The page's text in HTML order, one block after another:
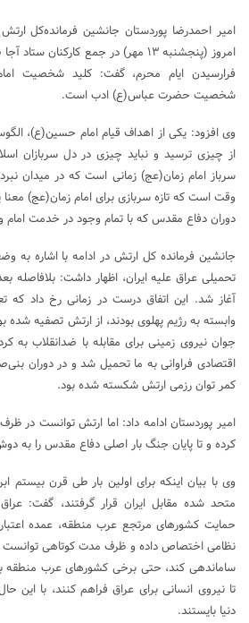
امیر احمدرضا پوردستان جانشین فرمانده‌کل
امروز (پنجشنبه ۱۳ مهر) در جمع
فرارسیدن ایام محرم، گفت: کلید شخصیت
شخصیت حضرت عباس(ع) ادب است.
وی افزود: یکی از اهداف قیام امام حسین(ع)،
از چیزی ترسید و نباید چیزی در دل سربازان
سرباز امام زمان(عج) زمانی است که در میدان
وقت است که تازه سربازی برای امام زمان(عج)
دوران دفاع مقدس که با تمام وجود در خدمت امام
جانشین فرمانده کل ارتش در ادامه با اشاره
تحمیلی عراق علیه ایران،‌ اظهار داشت: بلافاصله
آغاز شد. این اتفاق درست در زمانی رخ داد که
وابسته به رژیم پهلوی بودند، از ارتش تصفیه شده
جوان نیروی زمینی برای مقابله با ضدانقلاب به
اقتصادی فراوانی به ما تحمیل شد و در دوران
کمر توان رزمی ارتش شکسته شده بود.
امیر پوردستان ادامه داد: اما ارتش توانست در
کرده و تا پایان جنگ بار اصلی دفاع مقدس را به
وی با بیان اینکه برای اولین بار طی قرن
متحد شده مقابل ایران قرار گرفتند، گفت:
حمایت کشورهای مرتجع عرب منطقه،‌ عمده
ساماندهی کند، حتی برخی کشورهای عرب منطقه
تا نیروی انسانی برای عراق فراهم کنند، با این
دنیا بایستند.